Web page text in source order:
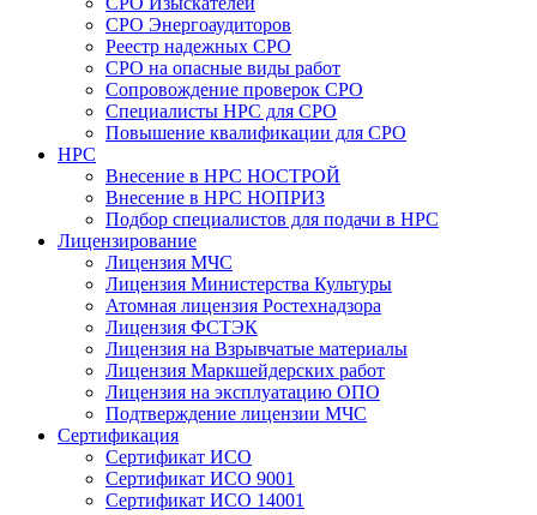
СРО Энергоаудиторов
Реестр надежных СРО
СРО на опасные виды работ
Сопровождение проверок СРО
Специалисты НРС для СРО
Повышение квалификации для СРО
НРС
Внесение в НРС НОСТРОЙ
Внесение в НРС НОПРИЗ
Подбор специалистов для подачи в НРС
Лицензирование
Лицензия МЧС
Лицензия Министерства Культуры
Атомная лицензия Ростехнадзора
Лицензия ФСТЭК
Лицензия на Взрывчатые материалы
Лицензия Маркшейдерских работ
Лицензия на эксплуатацию ОПО
Подтверждение лицензии МЧС
Сертификация
Сертификат ИСО
Сертификат ИСО 9001
Сертификат ИСО 14001